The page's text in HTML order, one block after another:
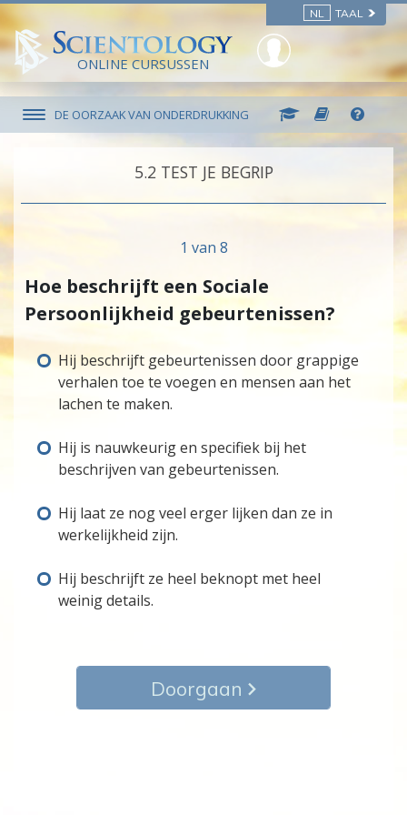
NL TAAL
ONLINE CURSUSSEN
DE OORZAAK VAN ONDERDRUKKING
5.‎2 TEST JE BEGRIP
1 van 8
Hoe beschrijft een Sociale
Persoonlijkheid gebeurtenissen?
Hij beschrijft gebeurtenissen door grappige
verhalen toe te voegen en mensen aan het
lachen te maken.
Hij is nauwkeurig en specifiek bij het
beschrijven van gebeurtenissen.
Hij laat ze nog veel erger lijken dan ze in
werkelijkheid zijn.
Hij beschrijft ze heel beknopt met heel
weinig details.
Doorgaan